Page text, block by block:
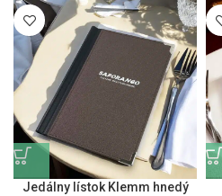
Jedálny lístok Klemm hnedý